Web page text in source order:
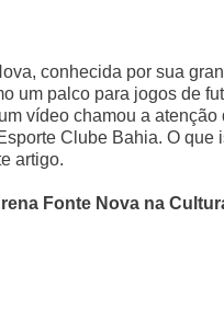
conhecida por sua
um palco para jogos de
vídeo chamou a
Clube Bahia. O
artigo.
Fonte Nova na